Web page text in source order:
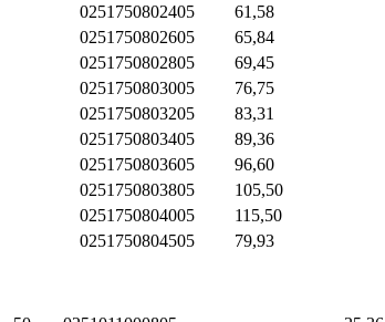
0251750802405 61,58
0251750802605 65,84
0251750802805 69,45
0251750803005 76,75
0251750803205 83,31
0251750803405 89,36
0251750803605 96,60
0251750803805 105,50
0251750804005 115,50
0251750804505 79,93